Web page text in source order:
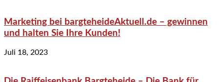
Marketing bei bargteheideAktuell.de – gewinnen
und halten Sie Ihre Kunden!
Juli 18, 2023